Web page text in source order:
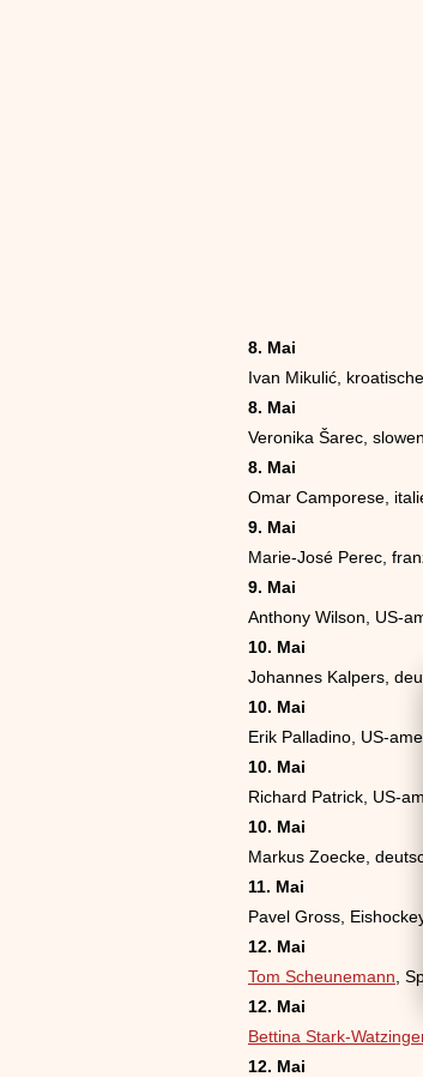
8. Mai
Ivan Mikulić,
8. Mai
Veronika Šarec,
8. Mai
Omar Camporese,
9. Mai
Marie-José Perec,
9. Mai
Anthony Wilson, US-
10. Mai
Johannes Kalpers,
10. Mai
Erik Palladino, US-
10. Mai
Richard Patrick, US-
10. Mai
Markus Zoecke,
11. Mai
Pavel Gross,
12. Mai
Tom Scheunemann ,
12. Mai
Bettina Stark-
12. Mai